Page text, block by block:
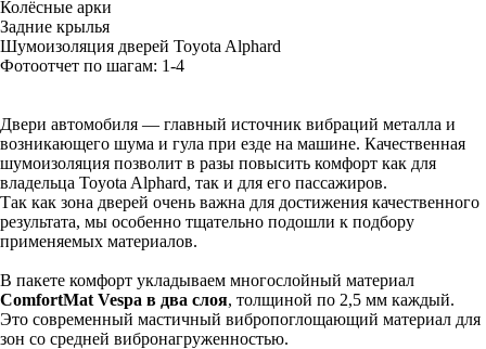
Колёсные арки
Задние крылья
Шумоизоляция дверей Toyota Alphard
Фотоотчет по шагам: 1-4
Двери автомобиля — главный источник вибраций металла и
возникающего шума и гула при езде на машине. Качественная
шумоизоляция позволит в разы повысить комфорт как для
владельца Toyota Alphard, так и для его пассажиров.
Так как зона дверей очень важна для достижения качественного
результата, мы особенно тщательно подошли к подбору
применяемых материалов.
В пакете комфорт укладываем многослойный материал
ComfortMat Vespa в два слоя, толщиной по 2,5 мм каждый.
Это современный мастичный вибропоглощающий материал для
зон со средней вибронагруженностью.